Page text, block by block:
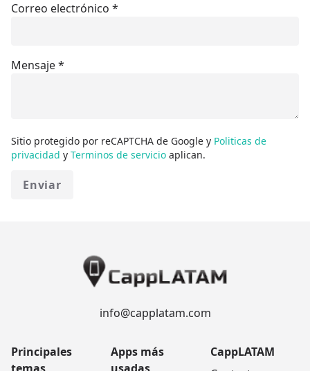
Correo electrónico *
Mensaje*
Sitio protegido por reCAPTCHA de Google y Politicas de
privacidad y Terminos de servicio aplican.
Enviar
info@capplatam.com
Principales
Apps más
CappLATAM